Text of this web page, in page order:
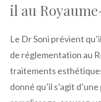
il au
Le Dr Soni prévient
de réglementation au
traitements
donné qu’il s’agit